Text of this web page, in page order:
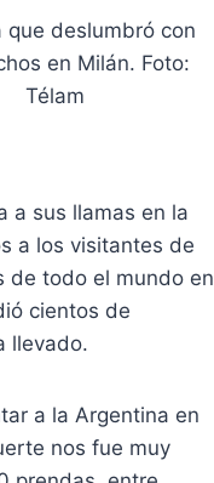
que deslumbró con
en Milán. Foto:
Télam
a sus llamas en la
a los visitantes de
de todo el mundo en
cientos de
llevado.
a la Argentina en
nos fue muy